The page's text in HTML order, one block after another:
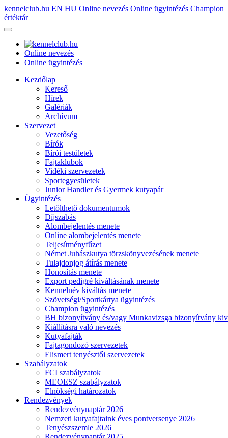
kennelclub.hu EN HU Online nevezés Online ügyintézés Champion
értéktár
Online nevezés
Online ügyintézés
Kezdőlap
Kereső
Hírek
Galériák
Archívum
Szervezet
Vezetőség
Bírók
Bírói testületek
Fajtaklubok
Vidéki szervezetek
Sportegyesületek
Junior Handler és Gyermek kutyapár
Ügyintézés
Letölthető dokumentumok
Díjszabás
Alombejelentés menete
Online alombejelentés menete
Teljesítményfűzet
Német Juhászkutya törzskönyvezésének menete
Tulajdonjog átírás menete
Honosítás menete
Export pedigré kiváltásának menete
Kennelnév kiváltás menete
Szövetségi/Sportkártya ügyintézés
Champion ügyintézés
BH bizonyítvány és/vagy Munkavizsga bizonyítvány
Kiállításra való nevezés
Kutyafajták
Fajtagondozó szervezetek
Elismert tenyésztői szervezetek
Szabályzatok
FCI szabályzatok
MEOESZ szabályzatok
Elnökségi határozatok
Rendezvények
Rendezvénynaptár 2026
Nemzeti kutyafajtaink éves pontversenye 2026
Tenyészszemle 2026